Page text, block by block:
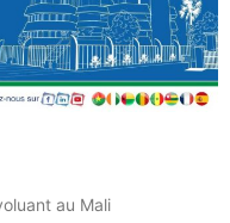
au Mali